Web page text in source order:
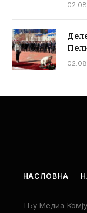
НАСЛОВНА
Њу Медиа